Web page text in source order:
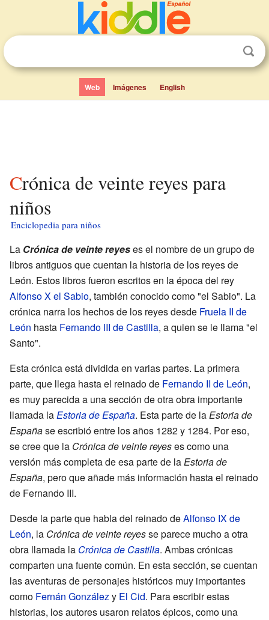
Web Imágenes English
Crónica de veinte reyes para
niños
Enciclopedia para niños
La Crónica de veinte reyeses el nombre de un grupo de
libros antiguos que cuentan la historia de los reyes de
León. Estos libros fueron escritos en la época del rey
Alfonso X el Sabio, también conocido como "el Sabio". La
crónica narra los hechos de los reyes desde Fruela II de
León hasta Fernando III de Castilla, a quien se le llama "el
Santo".
Esta crónica está dividida en varias partes. La primera
parte, que llega hasta el reinado de Fernando II de León,
es muy parecida a una sección de otra obra importante
llamada laEstoria de España. Esta parte de laEstoria de
Españase escribió entre los años 1282 y 1284. Por eso,
se cree que la Crónica de veinte reyeses como una
versión más completa de esa parte de laEstoria de
España, pero que añade más información hasta el reinado
de Fernando III.
Desde la parte que habla del reinado deAlfonso IX de
León, la Crónica de veinte reyesse parece mucho a otra
obra llamada la Crónica de Castilla. Ambas crónicas
comparten una fuente común. En esta sección, se cuentan
las aventuras de personajes históricos muy importantes
como Fernán Gonzálezy El Cid. Para escribir estas
historias, los autores usaron relatos épicos, como una